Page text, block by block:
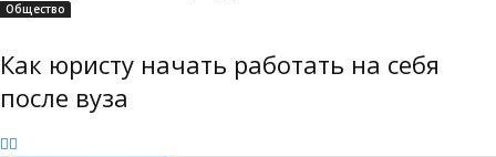
Общество
Как юристу начать работать на себя
после вуза